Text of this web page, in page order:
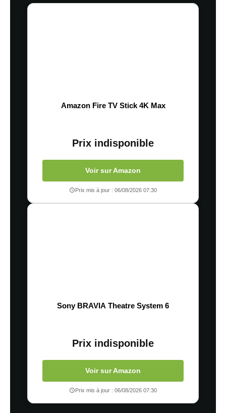
Amazon Fire TV Stick 4K Max
Prix indisponible
Voir sur Amazon
Prix mis à jour : 06/08/2026 07:30
Sony BRAVIA Theatre System 6
Prix indisponible
Voir sur Amazon
Prix mis à jour : 06/08/2026 07:30